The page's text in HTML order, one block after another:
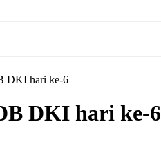
DKI hari ke-6
DKI hari ke-6